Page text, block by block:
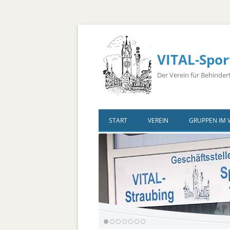
VITAL-
Der Verein für
START VEREIN
Vorstandschaft
Ärzte
Übungsleiter
Bus-Belegungsplan
Sponsoren
GRUPPEN IM